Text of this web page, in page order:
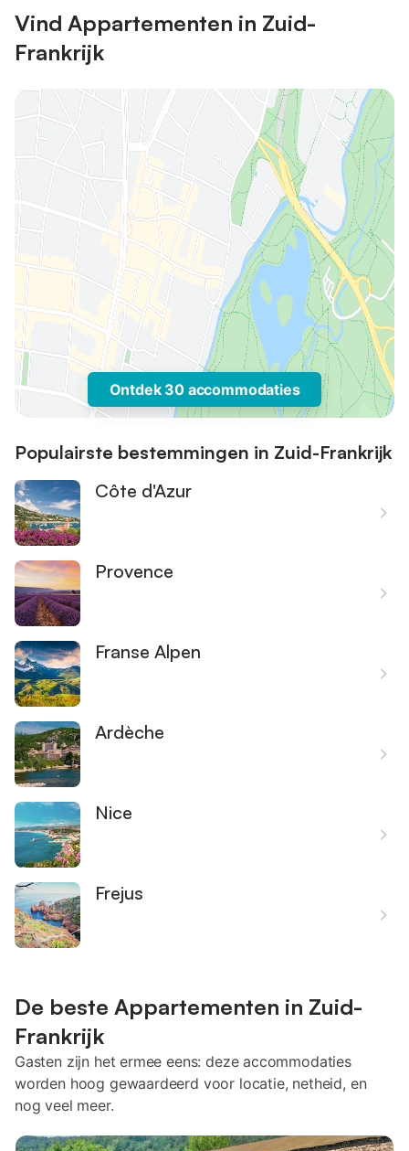
Vind Appartementen in Zuid-
Frankrijk
Ontdek 30 accommodaties
Populairste bestemmingen in Zuid-Frankrijk
Côte d'Azur
Provence
Franse Alpen
Ardèche
Nice
Frejus
De beste Appartementen in Zuid-
Frankrijk
Gasten zijn het ermee eens: deze accommodaties
worden hoog gewaardeerd voor locatie, netheid, en
nog veel meer.